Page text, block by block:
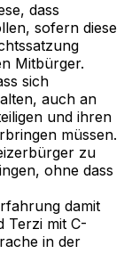
dass
sofern diese
Mitbürger.
sich
auch an
und ihren
müssen.
zu
ohne dass
damit
Terzi mit C-
in der